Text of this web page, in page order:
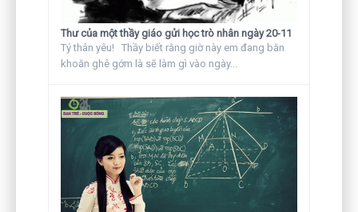
Thư của một thầy giáo gửi học trò nhân ngày 20-11
Tý thân yêu! Thầy biết rằng giờ này em đang băn
khoăn ghê gớm là sẽ làm gì vào ngày...